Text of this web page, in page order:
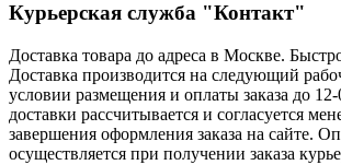
Курьерская служба "Контакт"
Доставка товара до адреса в Москве.
Доставка производится на следующий
условии размещения и оплаты заказа до
доставки рассчитывается и согласуется
завершения оформления заказа на сайте.
осуществляется при получении заказа